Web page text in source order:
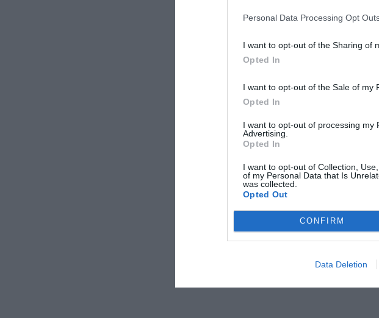
Personal Data Processing Opt
I want to opt-out of the Sharing of
Opted In
I want to opt-out of the Sale of my
Opted In
I want to opt-out of processing my
Advertising.
Opted In
I want to opt-out of Collection,
of my Personal Data that Is
was collected.
Opted Out
CONFIRM
Data Deletion